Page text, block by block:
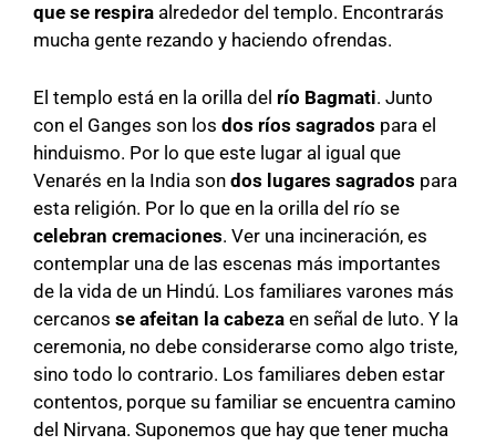
que se respira alrededor del templo. Encontrarás
mucha gente rezando y haciendo ofrendas.
El templo está en la orilla del río Bagmati. Junto
con el Ganges son los dos ríos sagrados para el
hinduismo. Por lo que este lugar al igual que
Venarés en la India son dos lugares sagrados para
esta religión. Por lo que en la orilla del río se
celebran cremaciones. Ver una incineración, es
contemplar una de las escenas más importantes
de la vida de un Hindú. Los familiares varones más
cercanos se afeitan la cabeza en señal de luto. Y la
ceremonia, no debe considerarse como algo triste,
sino todo lo contrario. Los familiares deben estar
contentos, porque su familiar se encuentra camino
del Nirvana. Suponemos que hay que tener mucha